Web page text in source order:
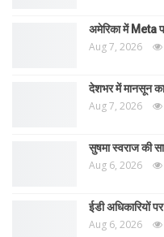
अमेरिका में Meta
Aug 7, 2026
देशभर में मानसून
Aug 7, 2026
सुषमा स्वराज की
Aug 6, 2026
ईडी अधिकारियों
Aug 6, 2026